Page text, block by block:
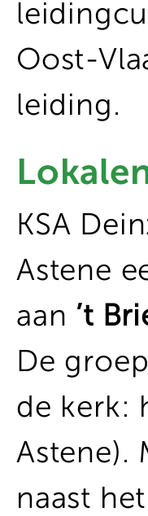
Oost-
leiding.
KSA
Astene
aan ’t
De
de kerk:
Astene).
naast